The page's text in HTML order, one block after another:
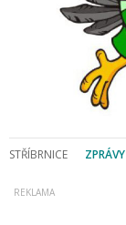
STŘÍBRNICE ZPRÁVY